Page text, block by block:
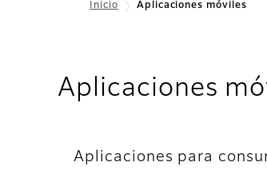
Inicio Aplicaciones móviles
Aplicaciones
Aplicaciones para